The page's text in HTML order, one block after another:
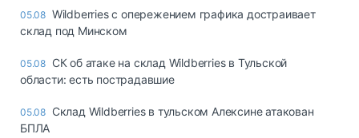
05.08 Wildberries с опережением графика достраивает
склад под Минском
05.08 СК об атаке на склад Wildberries в Тульской
области: есть пострадавшие
05.08 Склад Wildberries в тульском Алексине атакован
БПЛА